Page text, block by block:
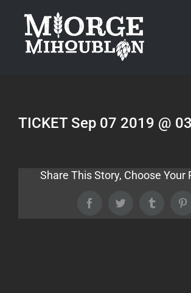
contenu
TICKET Sep 07 2019 @
Share This Story, Choose Your
FacebookTwitter Tumblr